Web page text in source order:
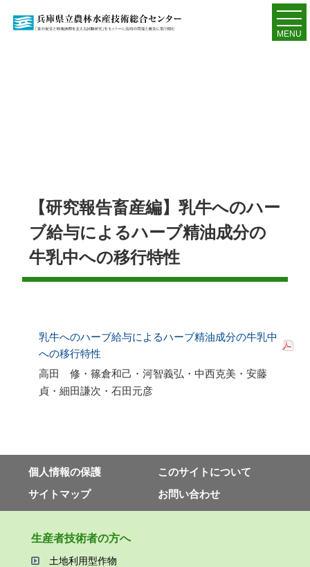
MENU
【研究報告畜産編】乳牛へのハー
ブ給与によるハーブ精油成分の
牛乳中への移行特性
乳牛へのハーブ給与によるハーブ精油成分の牛乳中
への移行特性
高田 修・篠倉和己・河智義弘・中西克美・安藤
貞・細田謙次・石田元彦
個⼈情報の保護
このサイトについて
サイトマップ
お問い合わせ
⽣産者技術者の⽅へ
⼟地利⽤型作物